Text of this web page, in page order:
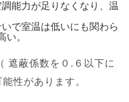
能力が足りなくなり、温
で室温は低いにも関わら
い。
遮蔽係数を０.６以下に
性があります。